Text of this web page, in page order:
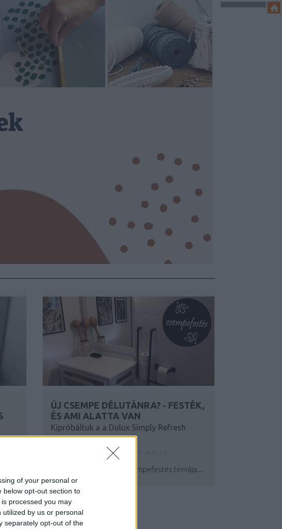
of your personal or
below opt-out section to
processed you may
by us or personal
separately opt-out of the
a
ÚJ CSEMPE DÉLUTÁNRA? - FESTÉK,
ÉS AMI ALATTA VAN
Kipróbáltuk a a Dulux Simply Refresh
Csempefestéket
SZÍNESÖTLETEK_TEAM
Régóta foglalkoztat a csempefestés témája...